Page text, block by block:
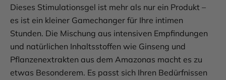
Dieses Stimulationsgel ist mehr als nur ein Produkt –
es ist ein kleiner Gamechanger für Ihre intimen
Stunden. Die Mischung aus intensiven Empfindungen
und natürlichen Inhaltsstoffen wie Ginseng und
Pflanzenextrakten aus dem Amazonas macht es zu
etwas Besonderem. Es passt sich Ihren Bedürfnissen